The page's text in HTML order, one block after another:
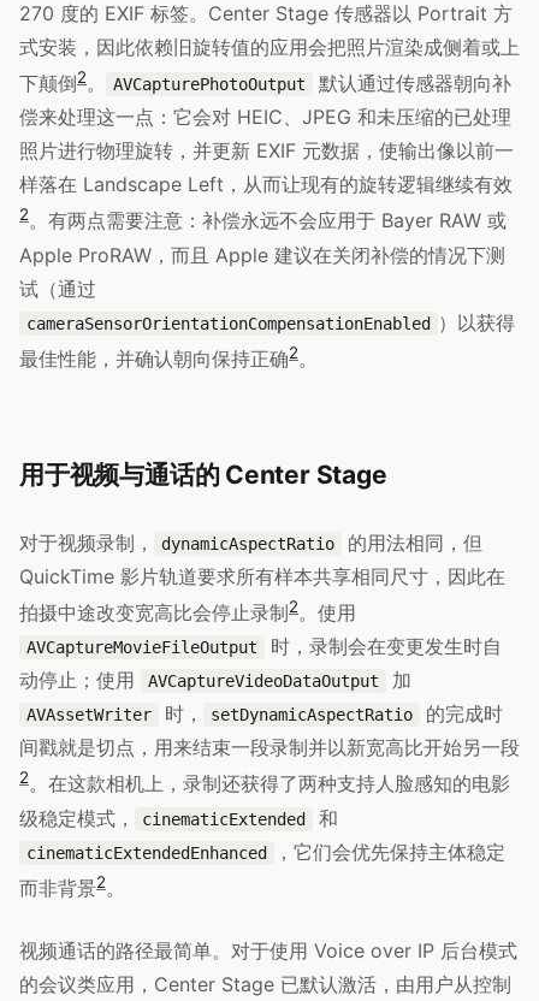
270 度的 EXIF 标签。Center Stage 传感器以 Portrait 方
式安装，因此依赖旧旋转值的应用会把照片渲染成侧着或上
下颠倒2。 AVCapturePhotoOutput
默认通过传感器朝向补
偿来处理这一点：它会对 HEIC、JPEG 和未压缩的已处理
照片进行物理旋转，并更新 EXIF 元数据，使输出像以前一
样落在 Landscape Left，从而让现有的旋转逻辑继续有效
2。有两点需要注意：补偿永远不会应用于 Bayer RAW 或
Apple ProRAW，而且 Apple 建议在关闭补偿的情况下测
试（通过
cameraSensorOrientationCompensationEnabled
）以获得
最佳性能，并确认朝向保持正确2。
用于视频与通话的 Center Stage
对于视频录制， dynamicAspectRatio
的用法相同，但
QuickTime 影片轨道要求所有样本共享相同尺寸，因此在
拍摄中途改变宽高比会停止录制2。使用
AVCaptureMovieFileOutput
时，录制会在变更发生时自
动停止；使用
AVCaptureVideoDataOutput 加
AVAssetWriter 时， setDynamicAspectRatio
的完成时
间戳就是切点，用来结束一段录制并以新宽高比开始另一段
2。在这款相机上，录制还获得了两种支持人脸感知的电影
级稳定模式，
cinematicExtended 和
cinematicExtendedEnhanced
，它们会优先保持主体稳定
而非背景2。
视频通话的路径最简单。对于使用 Voice over IP 后台模式
的会议类应用，Center Stage 已默认激活，由用户从控制